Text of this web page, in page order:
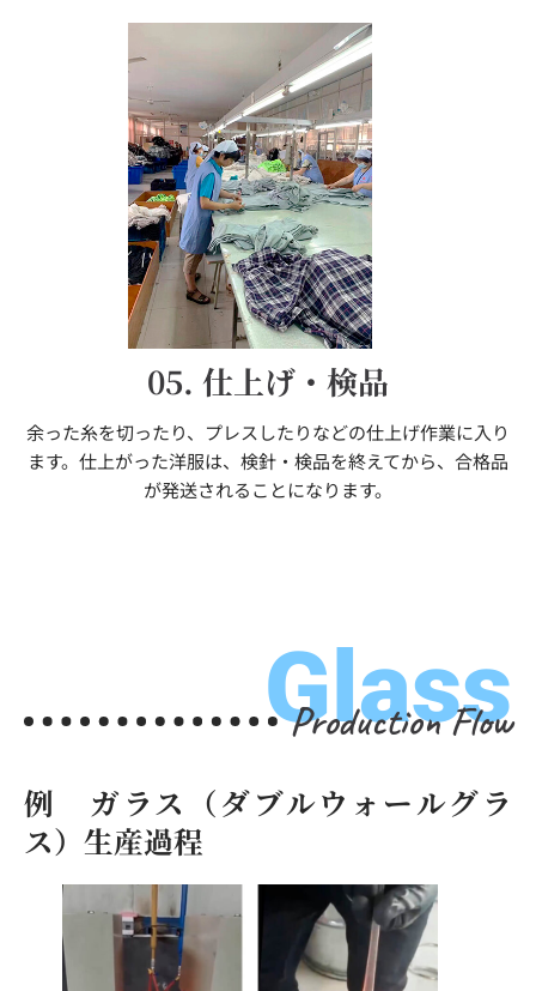
05. 仕上げ・検品
余った糸を切ったり、プレスしたりなどの仕上げ作業に入り
ます。仕上がった洋服は、検針・検品を終えてから、合格品
が発送されることになります。
Glass
Production Flow
例 ガラス（ダブルウォールグラ
ス）生産過程